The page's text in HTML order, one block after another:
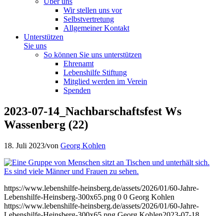
Wir stellen uns vor
Selbstvertretung
Allgemeiner Kontakt
Unterstützen
Sie uns
So können Sie uns unterstützen
Ehrenamt
Lebenshilfe Stiftung
Mitglied werden im Verein
Spenden
2023-07-14_Nachbarschaftsfest Ws
Wassenberg (22)
18. Juli 2023/von Georg Kohlen
https://www.lebenshilfe-heinsberg.de/assets/2026/01/60-Jahre-
Lebenshilfe-Heinsberg-300x65.png 0 0 Georg Kohlen
https://www.lebenshilfe-heinsberg.de/assets/2026/01/60-Jahre-